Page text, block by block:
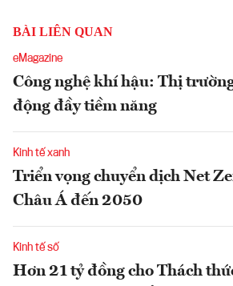
BÀI LIÊN QUAN
eMagazine
Công nghệ khí hậu: Thị
động đầy tiềm năng
Kinh tế xanh
Triển vọng chuyển dịch Net
Châu Á đến 2050
Kinh tế số
Hơn 21 tỷ đồng cho Thách